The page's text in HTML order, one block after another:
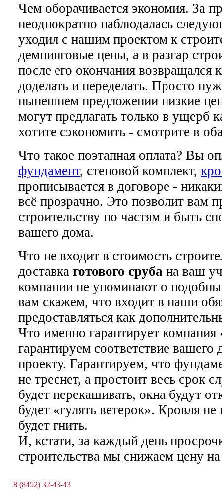
Чем оборачивается экономия. За
неоднократно наблюдалась
уходил с нашим проектом к
демпинговые цены, а в разгар
после его окончания возвращался
доделать и переделать. Просто
нынешнем предложении низкие
могут предлагать только в ущерб
хотите сэкономить - смотрите в
Что такое поэтапная оплата? Вы
фундамент, стеновой комплект,
прописывается в договоре -
всё прозрачно. Это позволит вам
строительству по частям и быть
вашего дома.
Что не входит в стоимость
доставка готового сруба на ваш
компании не упоминают о
вам скажем, что входит в наши
предоставляться как
Что именно гарантирует
гарантируем соответствие
проекту. Гарантируем, что
не треснет, а простоит весь срок
будет перекашивать, окна будут
будет «гулять ветерок». Кровля не
будет гнить.
И, кстати, за каждый день
строительства мы снижаем цену
8 (8452) 32-43-43